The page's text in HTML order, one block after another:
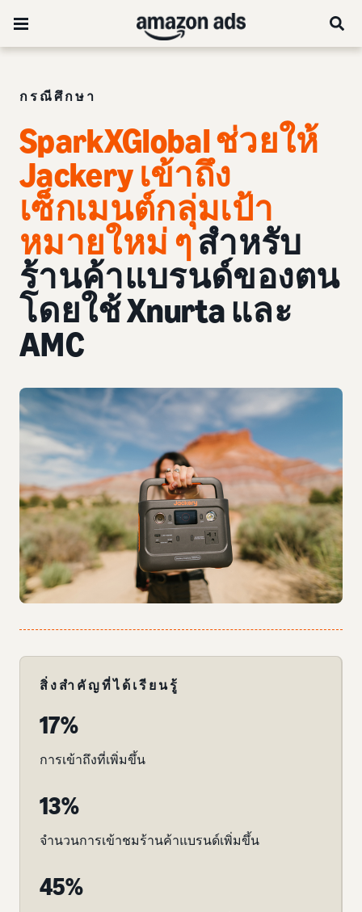
กรณีศึกษา
SparkXGlobal ช่วยให้
Jackery เข้าถึง
เซ็กเมนต์กลุ่มเป้า
หมายใหม่ ๆสำหรับ
ร้านค้าแบรนด์ของตน
โดยใช้ Xnurta และ
AMC
สิ่งสำคัญที่ได้เรียนรู้
17%
การเข้าถึงที่เพิ่มขึ้น
13%
จำนวนการเข้าชมร้านค้าแบรนด์เพิ่มขึ้น
45%